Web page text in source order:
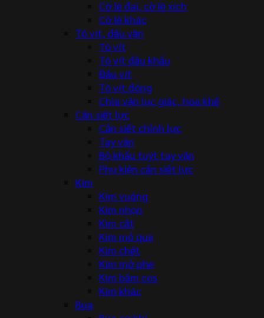
Cờ lê đai, cờ lê xích
Cờ lê khác
Tô vít, đầu vặn
Tô vít
Tô vít đầu khẩu
Đầu vít
Tô vít đóng
Chìa vặn lục giác, hoa khế
Cần siết lực
Cần siết chỉnh lực
Tay vặn
Bộ khẩu tuýt tay vặn
Phụ kiện cần siết lực
Kìm
Kìm vuông
Kìm nhọn
Kìm cắt
Kìm mỏ quạ
Kìm chết
Kìm mở phe
Kìm bấm cos
Kìm khác
Búa